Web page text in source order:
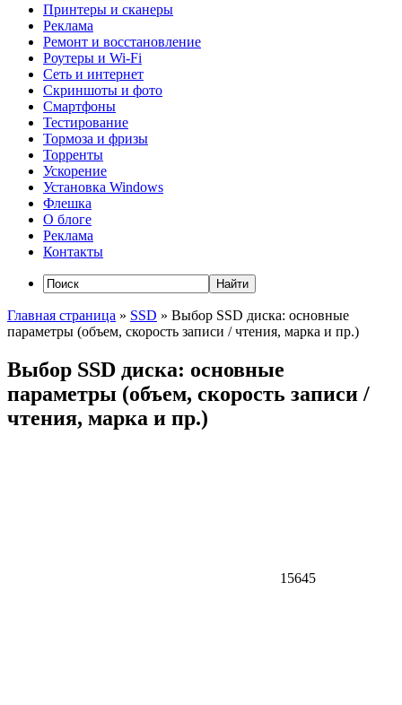
Принтеры и сканеры
Реклама
Ремонт и восстановление
Роутеры и Wi-Fi
Сеть и интернет
Скриншоты и фото
Смартфоны
Тестирование
Тормоза и фризы
Торренты
Ускорение
Установка Windows
Флешка
О блоге
Реклама
Контакты
Главная страница » SSD » Выбор SSD диска: основные
параметры (объем, скорость записи / чтения, марка и пр.)
Выбор SSD диска: основные
параметры (объем, скорость записи /
чтения, марка и пр.)
15645